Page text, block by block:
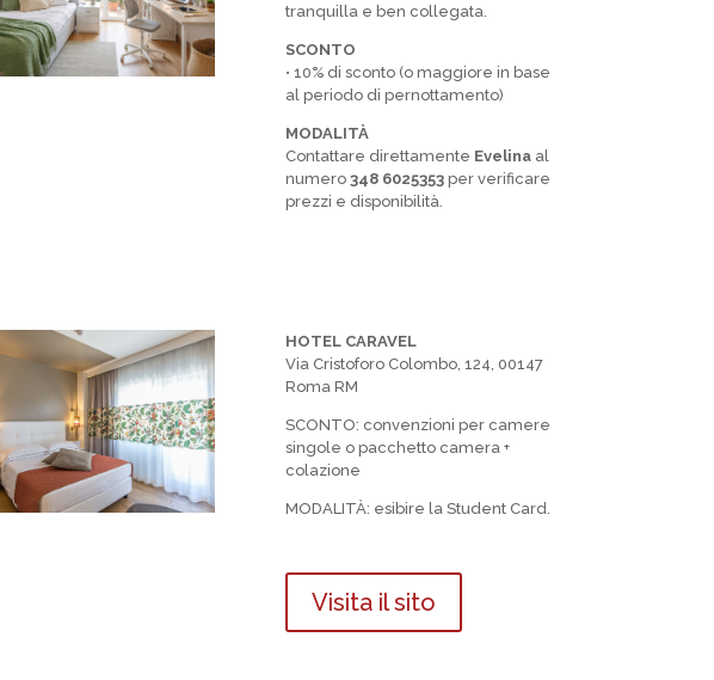
tranquilla e ben collegata.
SCONTO
• 10% di sconto (o maggiore in base
al periodo di pernottamento)
MODALITÀ
Contattare direttamente Evelina al
numero348 6025353 per verificare
prezzi e disponibilità.
HOTEL CARAVEL
Via Cristoforo Colombo, 124, 00147
Roma RM
SCONTO: convenzioni per camere
singole o pacchetto camera +
colazione
MODALITÀ: esibire la Student Card.
Visita il sito